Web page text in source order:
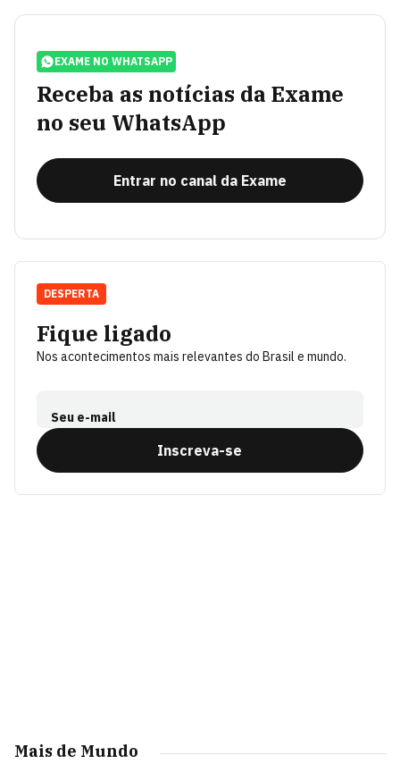
EXAME NO WHATSAPP
Receba as notícias da Exame
no seu WhatsApp
Entrar no canal da Exame
Fique ligado
Nos acontecimentos mais relevantes do Brasil e mundo.
Seu e-mail
Inscreva-se
DESPERTA
Mais de Mundo